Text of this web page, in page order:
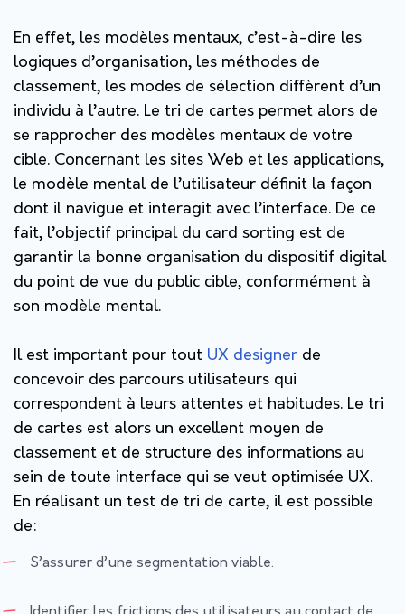
En effet, les modèles mentaux, c’est-à-dire les
logiques d’organisation, les méthodes de
classement, les modes de sélection diffèrent d’un
individu à l’autre. Le tri de cartes permet alors de
se rapprocher des modèles mentaux de votre
cible. Concernant les sites Web et les applications,
le modèle mental de l’utilisateur définit la façon
dont il navigue et interagit avec l’interface. De ce
fait, l’objectif principal du card sorting est de
garantir la bonne organisation du dispositif digital
du point de vue du public cible, conformément à
son modèle mental.
Il est important pour tout UX designer de
concevoir des parcours utilisateurs qui
correspondent à leurs attentes et habitudes. Le tri
de cartes est alors un excellent moyen de
classement et de structure des informations au
sein de toute interface qui se veut optimisée UX.
En réalisant un test de tri de carte, il est possible
de:
S’assurer d’une segmentation viable.